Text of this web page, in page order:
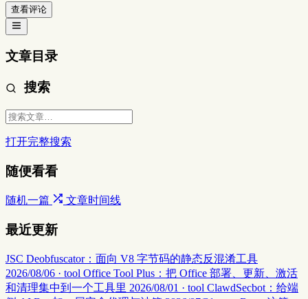
查看评论
文章目录
搜索
打开完整搜索
随便看看
随机一篇 文章时间线
最近更新
JSC Deobfuscator：面向 V8 字节码的静态反混淆工具
2026/08/06 · tool Office Tool Plus：把 Office 部署、更新、激活
和清理集中到一个工具里 2026/08/01 · tool ClawdSecbot：给端